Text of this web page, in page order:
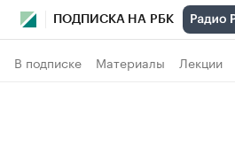
ПОДПИСКА НА РБК
В подписке Материалы Лекции